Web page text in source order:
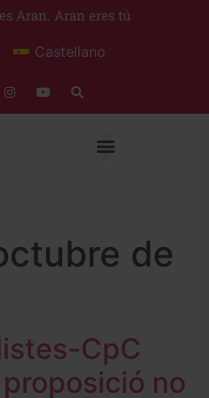
Aran. Aran eres tú
Castellano
de
CpC
no